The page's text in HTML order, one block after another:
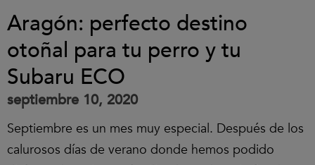
Aragón: perfecto destino
otoñal para tu perro y tu
Subaru ECO
septiembre 10, 2020
Septiembre es un mes muy especial. Después de los
calurosos días de verano donde hemos podido